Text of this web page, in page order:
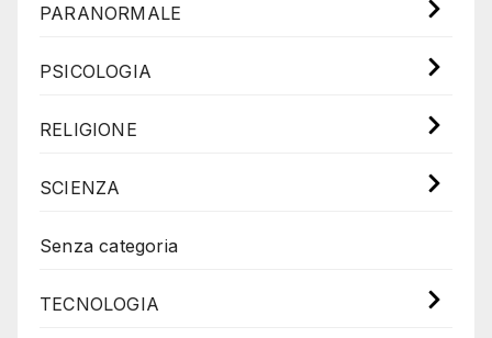
PARANORMALE
PSICOLOGIA
RELIGIONE
SCIENZA
Senza categoria
TECNOLOGIA